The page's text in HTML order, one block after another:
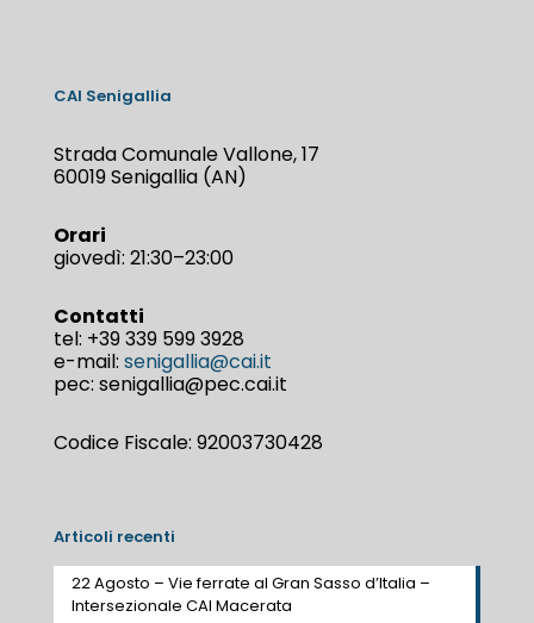
CAI Senigallia
Strada Comunale Vallone, 17
60019 Senigallia (AN)
Orari
giovedì: 21:30–23:00
Contatti
tel: +39 339 599 3928
e-mail: senigallia@cai.it
pec: senigallia@pec.cai.it
Codice Fiscale: 92003730428
Articoli recenti
22 Agosto – Vie ferrate al Gran Sasso d’Italia –
Intersezionale CAI Macerata